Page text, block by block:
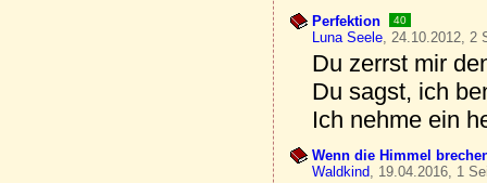
Perfektion 40
Luna Seele, 24.10.2012, 2
Du zerrst mir
Du sagst, ich
Ich nehme ein
Wenn die Himmel
Waldkind, 19.04.2016, 1